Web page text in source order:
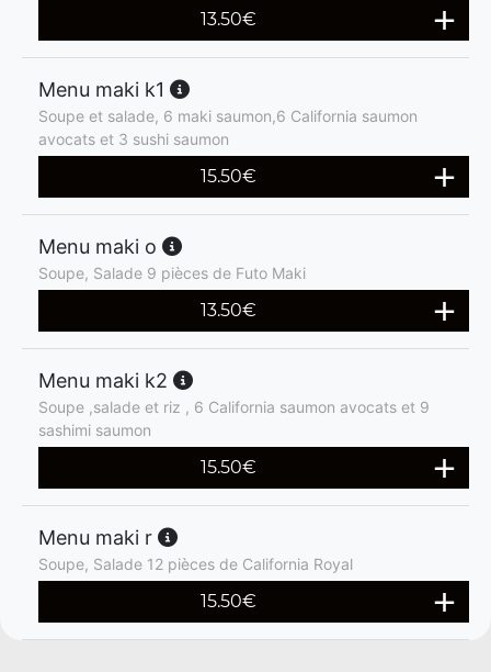
13.50€
Menu maki k1
Soupe et salade, 6 maki saumon,6 California saumon
avocats et 3 sushi saumon
15.50€
Menu maki o
Soupe, Salade 9 pièces de Futo Maki
13.50€
Menu maki k2
Soupe ,salade et riz , 6 California saumon avocats et 9
sashimi saumon
15.50€
Menu maki r
Soupe, Salade 12 pièces de California Royal
15.50€